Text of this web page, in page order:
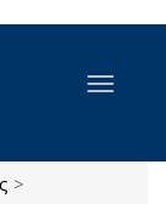
Toggle
>